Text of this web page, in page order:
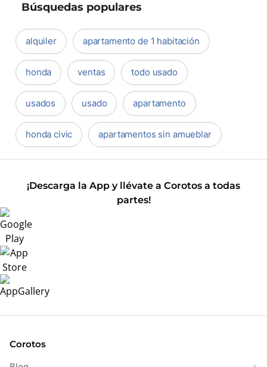
Búsquedas populares
alquiler apartamento de 1 habitación
honda ventas todo usado
usados usado apartamento
honda civic apartamentos sin amueblar
¡Descarga la App y llévate a Corotos a todas
partes!
Corotos